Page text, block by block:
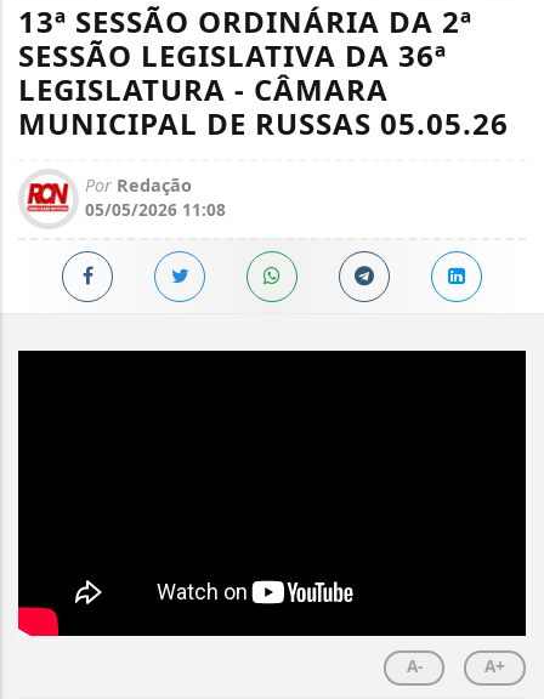
13ª SESSÃO ORDINÁRIA DA 2ª
SESSÃO LEGISLATIVA DA 36ª
LEGISLATURA - CÂMARA
MUNICIPAL DE RUSSAS 05.05.26
Por Redação
05/05/2026 11:08
A- A+